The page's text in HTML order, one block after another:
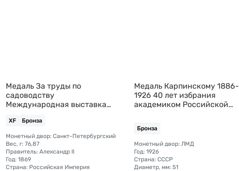
Медаль За труды по
садоводству
Международная выставка
Семенов 54 мм бронза
XF Бронза
Монетный двор: Санкт-Петербургский
Вес, г: 76,87
Правитель: Александр II
Год: 1869
Страна: Российская Империя
Медаль Карпинскому 1886-
1926 40 лет избрания
академиком Российской
Бронза
Монетный двор: ЛМД
Год: 1926
Страна: СССР
Диаметр, мм: 51